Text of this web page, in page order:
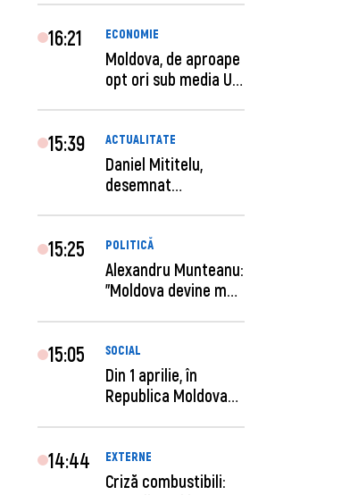
16:21 ECONOMIE
Moldova, de aproape
opt ori sub media UE
15:39 ACTUALITATE
Daniel Mititelu,
desemnat
15:25 POLITICĂ
Alexandru Munteanu:
"Moldova devine mai
15:05 SOCIAL
Din 1 aprilie, în
Republica Moldova
14:44 EXTERNE
Criză combustibili: